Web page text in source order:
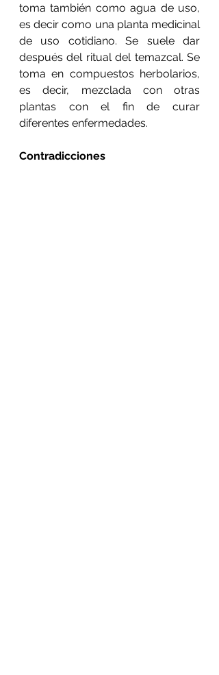
toma también como agua de uso,
es decir como una planta medicinal
de uso cotidiano. Se suele dar
después del ritual del temazcal. Se
toma en compuestos herbolarios,
es decir, mezclada con otras
plantas con el fin de curar
diferentes enfermedades.
Contradicciones